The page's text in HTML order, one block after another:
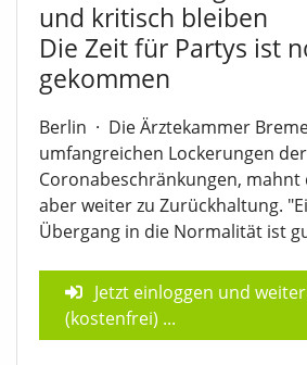
und kritisch bleiben
Die Zeit für Partys ist
gekommen
Berlin · Die Ärztekammer
umfangreichen Lockerungen der
Coronabeschränkungen, mahnt
aber weiter zu Zurückhaltung.
Übergang in die Normalität ist
Jetzt einloggen und
(kostenfrei) ...